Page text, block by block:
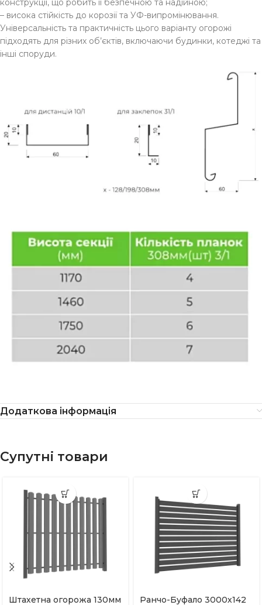
конструкції, що робить її безпечною та надійною;
– висока стійкість до корозії та УФ-випромінювання.
Універсальність та практичність цього варіанту огорожі
підходять для різних об’єктів, включаючи будинки, котеджі та
інші споруди.
Додаткова інформація
Супутні товари
Штахетна огорожа 130мм Ранчо-Буфало 3000х142